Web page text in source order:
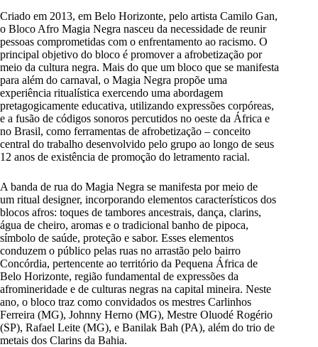
Criado em 2013, em Belo Horizonte, pelo artista Camilo Gan,
o Bloco Afro Magia Negra nasceu da necessidade de reunir
pessoas comprometidas com o enfrentamento ao racismo. O
principal objetivo do bloco é promover a afrobetização por
meio da cultura negra. Mais do que um bloco que se manifesta
para além do carnaval, o Magia Negra propõe uma
experiência ritualística exercendo uma abordagem
pretagogicamente educativa, utilizando expressões corpóreas,
e a fusão de códigos sonoros percutidos no oeste da África e
no Brasil, como ferramentas de afrobetização – conceito
central do trabalho desenvolvido pelo grupo ao longo de seus
12 anos de existência de promoção do letramento racial.
A banda de rua do Magia Negra se manifesta por meio de
um ritual designer, incorporando elementos característicos dos
blocos afros: toques de tambores ancestrais, dança, clarins,
água de cheiro, aromas e o tradicional banho de pipoca,
símbolo de saúde, proteção e sabor. Esses elementos
conduzem o público pelas ruas no arrastão pelo bairro
Concórdia, pertencente ao território da Pequena África de
Belo Horizonte, região fundamental de expressões da
afromineridade e de culturas negras na capital mineira. Neste
ano, o bloco traz como convidados os mestres Carlinhos
Ferreira (MG), Johnny Herno (MG), Mestre Oluodé Rogério
(SP), Rafael Leite (MG), e Banilak Bah (PA), além do trio de
metais dos Clarins da Bahia.